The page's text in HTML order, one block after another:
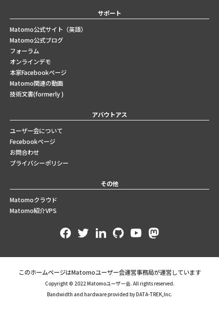
サポート
Matomo公式サイト（英語）
Matomo公式ブログ
フォーラム
オンラインデモ
本家Facebookページ
Matomo関連の動画
技術文書(formerly )
アバウトアス
ユーザー会について
Fecebookページ
お問合わせ
プライバシーポリシー
その他
Matomoクラウド
Matomo紹介VPS
このホームページはMatomoユーザー会運営事務局が運営しています
Copyright © 2022 Matomoユーザー会. All rights reserved.
Bandwidth and hardware provided by DATA-TREK,Inc.